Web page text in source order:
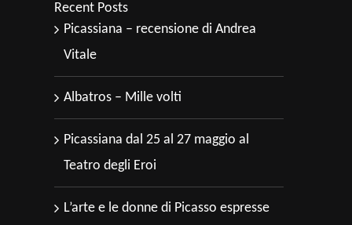
Recent Posts
Picassiana – recensione di Andrea
Vitale
Albatros – Mille volti
Picassiana dal 25 al 27 maggio al
Teatro degli Eroi
L’arte e le donne di Picasso espresse